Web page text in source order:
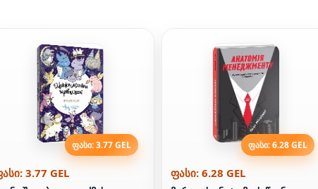
ფასი: 3.77 GEL
3.77 GEL
ფასი: 6.28 GEL
ფასი: 6.28 GEL